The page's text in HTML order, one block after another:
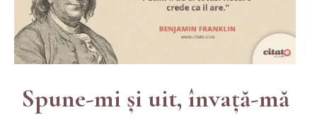
Spune-mi și uit, învață-mă